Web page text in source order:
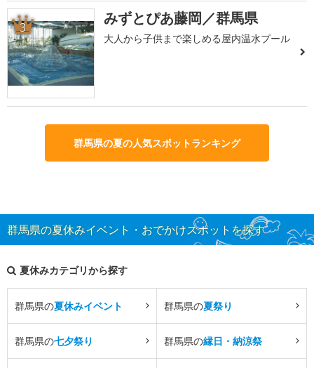
3 みずとぴあ藤岡／群馬県
大人から子供まで楽しめる屋内温水プール
群馬県の夏の人気スポットランキング
群馬県の夏休みイベント・おでかけスポットを探す
夏休みカテゴリから探す
群馬県の夏休みイベント 群馬県の夏祭り
群馬県の七夕祭り 群馬県の縁日・納涼祭